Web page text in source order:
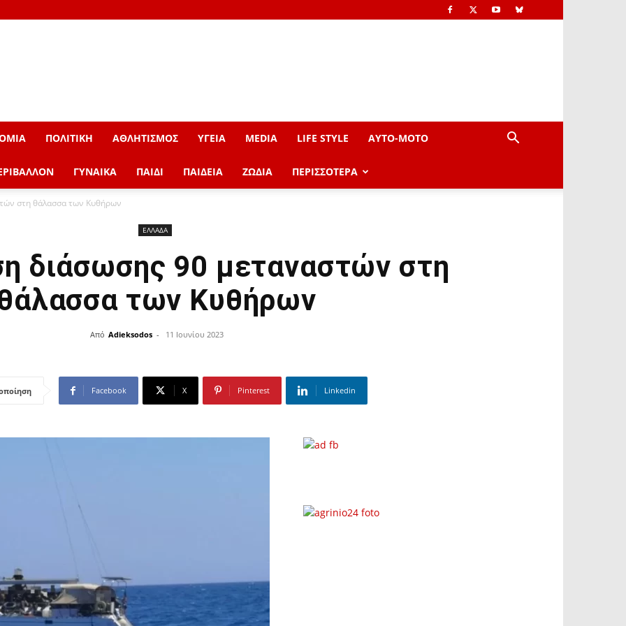
ΠΟΛΙΤΙΚΗ ΑΘΛΗΤΙΣΜΟΣ ΥΓΕΙΑ MEDIA LIFE STYLE AYTO-ΜOTO
ΓΥΝΑΙΚΑ ΠΑΙΔΙ ΠΑΙΔΕΙΑ ΖΩΔΙΑ ΠΕΡΙΣΣΟΤΕΡΑ
στη θάλασσα των Κυθήρων
ΕΛΛΑΔΑ
διάσωσης 90 μεταναστών στη
των Κυθήρων
Από Adieksodos - 11 Ιουνίου 2023
Facebook X Pinterest Linkedin